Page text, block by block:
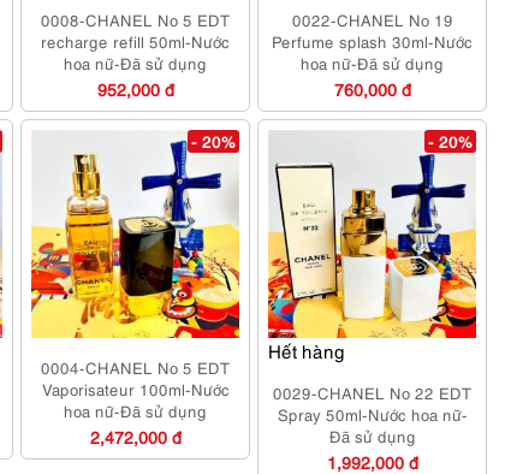
0008-CHANEL No 5 EDT
recharge refill 50ml-Nước
hoa nữ-Đã sử dụng
952,000 đ
0022-CHANEL No 19
Perfume splash 30ml-Nước
hoa nữ-Đã sử dụng
760,000 đ
- 20%
0004-CHANEL No 5 EDT
Vaporisateur 100ml-Nước
hoa nữ-Đã sử dụng
2,472,000 đ
Hết hàng
- 20%
0029-CHANEL No 22 EDT
Spray 50ml-Nước hoa nữ-
Đã sử dụng
1,992,000 đ